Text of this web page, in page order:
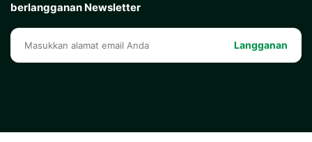
berlangganan Newsletter
Langganan